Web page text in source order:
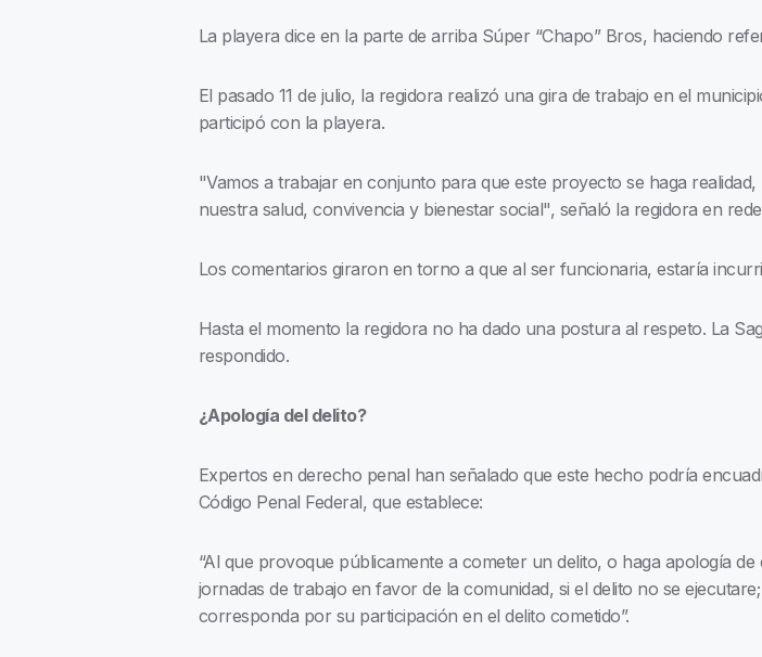
La playera dice en la parte de arriba Súper “Chapo” Bros, haciendo
El pasado 11 de julio, la regidora realizó una gira de trabajo en el
participó con la playera.
"Vamos a trabajar en conjunto para que este proyecto se haga
nuestra salud, convivencia y bienestar social", señaló la regidora en
Los comentarios giraron en torno a que al ser funcionaria, estaría
Hasta el momento la regidora no ha dado una postura al respeto. La
respondido.
¿Apología del delito?
Expertos en derecho penal han señalado que este hecho podría
Código Penal Federal, que establece:
“Al que provoque públicamente a cometer un delito, o haga apología
jornadas de trabajo en favor de la comunidad, si el delito no se
corresponda por su participación en el delito cometido”.